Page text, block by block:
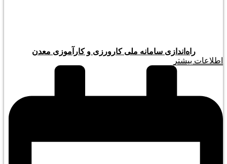
راه‌اندازی سامانه ملی کارورزی و کارآموزی معدن
اطلاعات بیشتر